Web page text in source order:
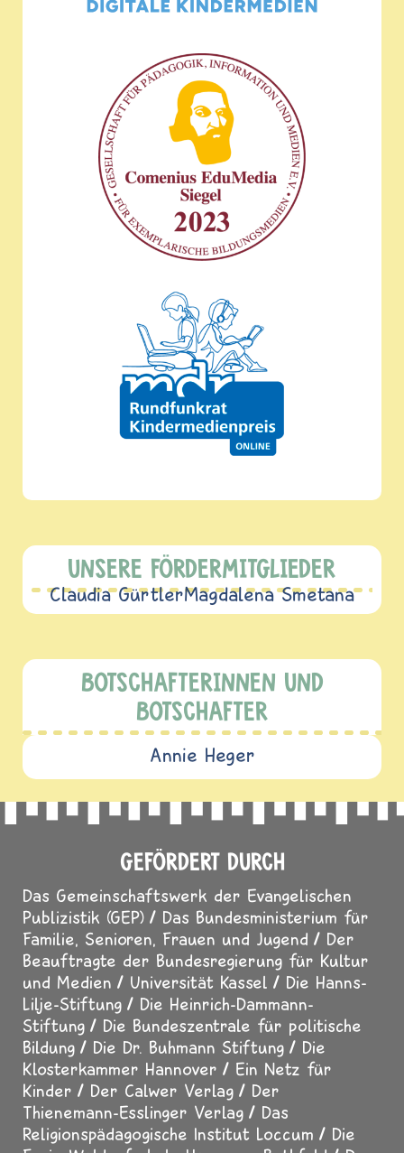
UNSERE FÖRDERMITGLIEDER
Claudia GürtlerMagdalena Smetana
BOTSCHAFTERINNEN UND
BOTSCHAFTER
Annie Heger
GEFÖRDERT DURCH
Das Gemeinschaftswerk der Evangelischen
Publizistik (GEP)
Das Bundesministerium für
Familie, Senioren, Frauen und Jugend
Der
Beauftragte der Bundesregierung für Kultur
und Medien
Universität Kassel
Die Hanns-
Lilje-Stiftung
Die Heinrich-Dammann-
Stiftung
Die Bundeszentrale für politische
Bildung
Die Dr. Buhmann Stiftung
Die
Klosterkammer Hannover
Ein Netz für
Kinder
Der Calwer Verlag
Der
Thienemann-Esslinger Verlag
Das
Religionspädagogische Institut Loccum
Die